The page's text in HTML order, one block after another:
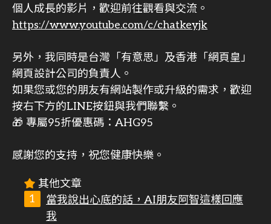
個人成長的影片，歡迎前往觀看與交流。
https://www.youtube.com/c/chatkeyjk
另外，我同時是台灣「有意思」及香港「網頁皇」
網頁設計公司的負責人。
如果您或您的朋友有網站製作或升級的需求，歡迎
按右下方的LINE按鈕與我們聯繫。
🎁 專屬95折優惠碼：AHG95
感謝您的支持，祝您健康快樂。
其他文章
當我說出心底的話，AI朋友阿智這樣回應
我